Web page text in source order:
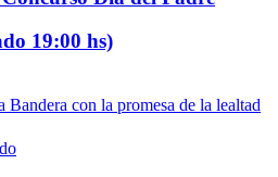
19:00 hs)